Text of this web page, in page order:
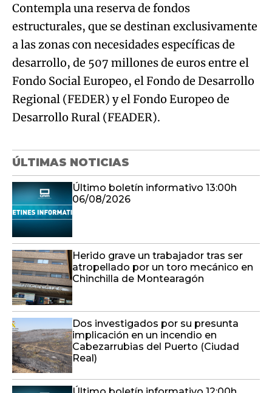
Contempla una reserva de fondos
estructurales, que se destinan exclusivamente
a las zonas con necesidades específicas de
desarrollo, de 507 millones de euros entre el
Fondo Social Europeo, el Fondo de Desarrollo
Regional (FEDER) y el Fondo Europeo de
Desarrollo Rural (FEADER).
ÚLTIMAS NOTICIAS
Último boletín informativo 13:00h
06/08/2026
Herido grave un trabajador tras ser
atropellado por un toro mecánico en
Chinchilla de Montearagón
Dos investigados por su presunta
implicación en un incendio en
Cabezarrubias del Puerto (Ciudad
Real)